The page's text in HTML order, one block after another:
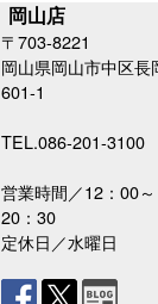
岡山店
〒703-8221
岡山県岡山市中区長
601-1
TEL.086-201-3100
営業時間／12：00～
20：30
定休日／水曜日